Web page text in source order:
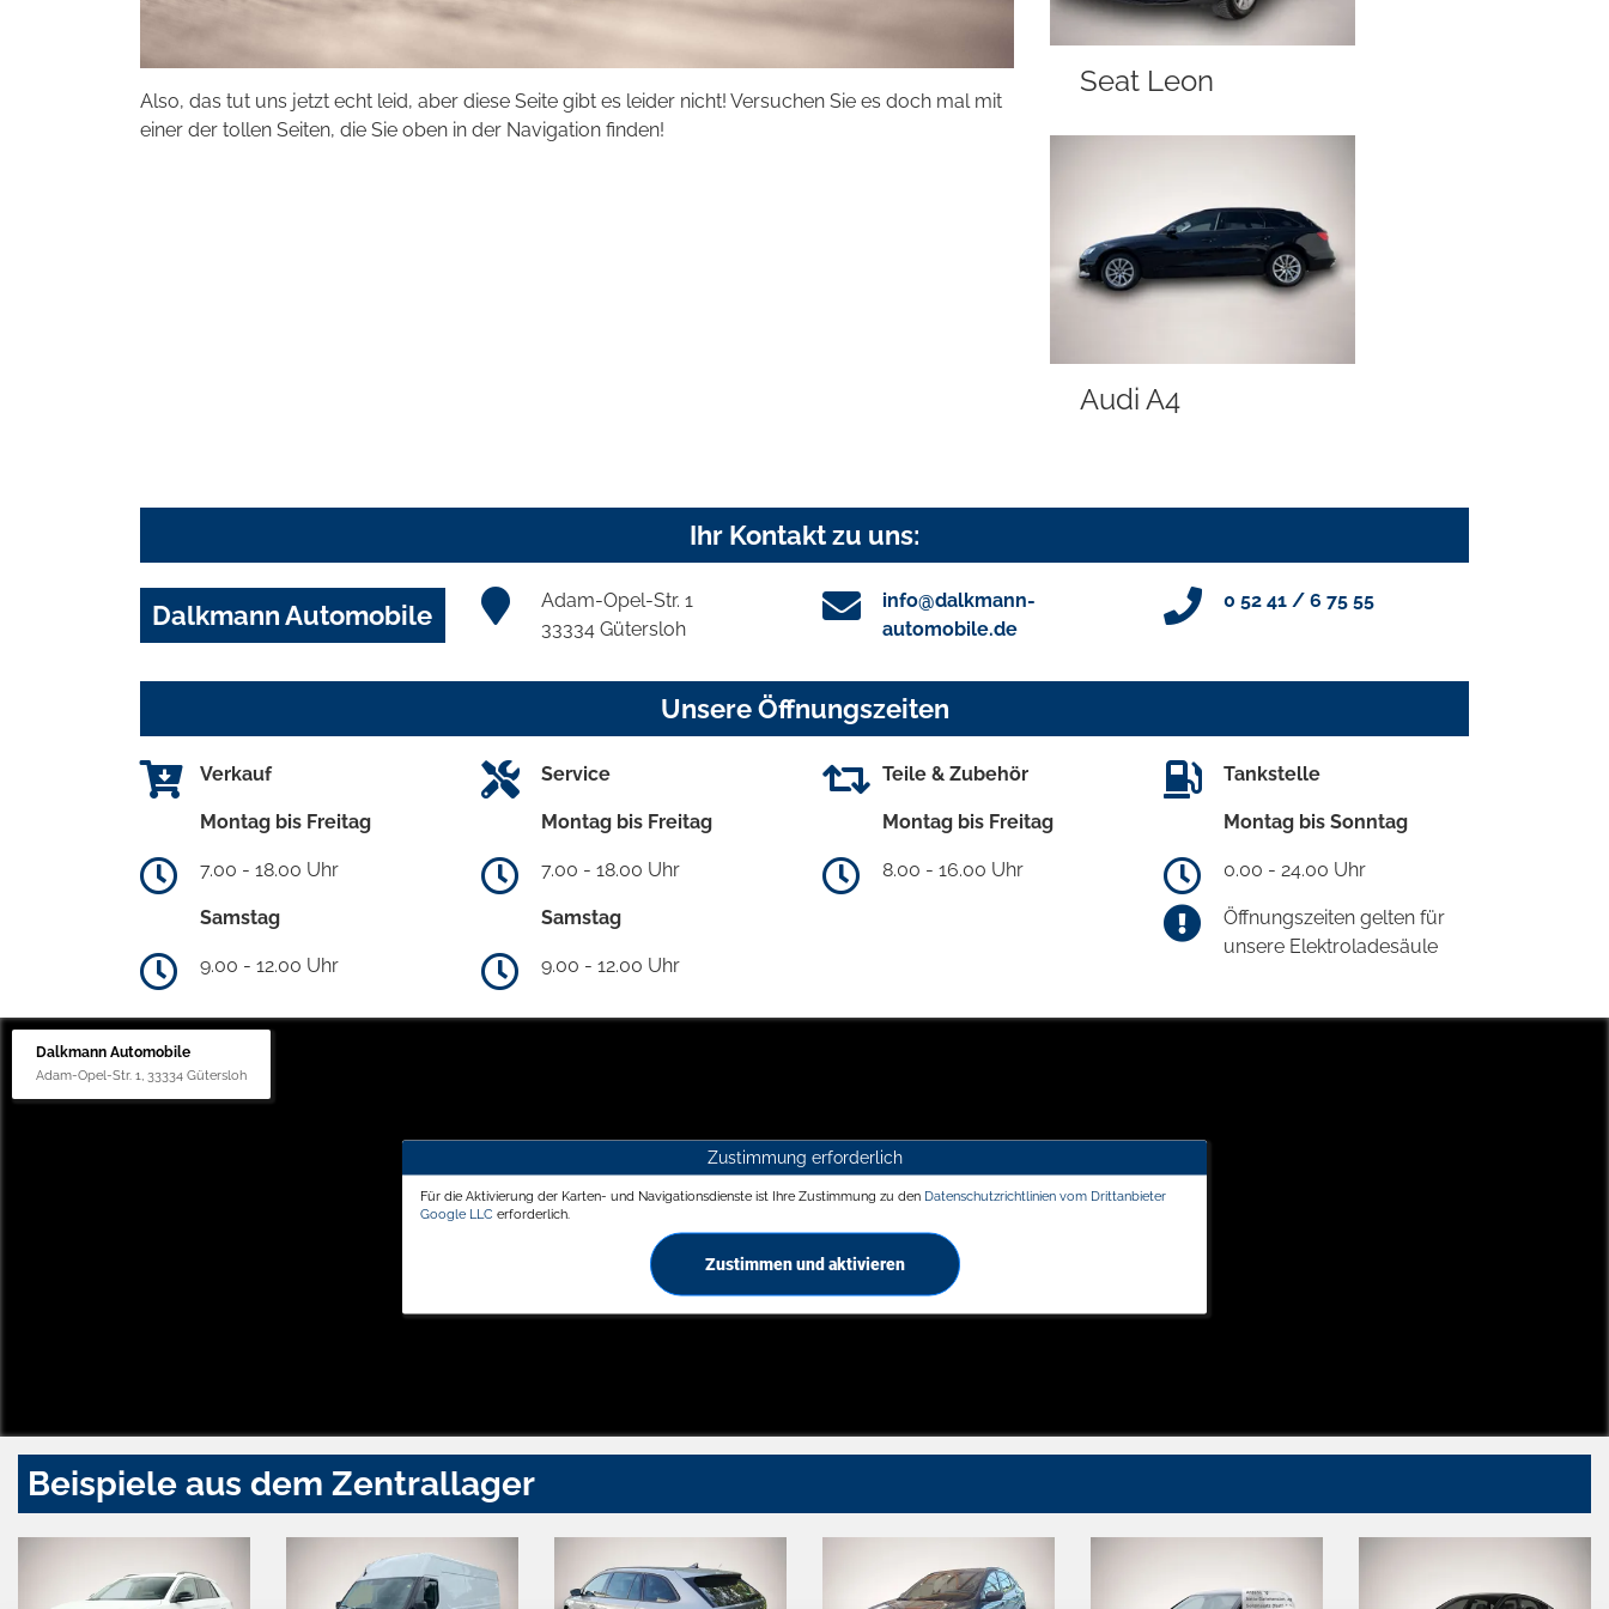
Also, das tut uns jetzt echt leid, aber diese Seite gibt es leider nicht! Versuchen Sie es doch mal mit
einer der tollen Seiten, die Sie oben in der Navigation finden!
Seat Leon
Audi A4
Ihr Kontakt zu uns:
Dalkmann Automobile
Adam-Opel-Str. 1
33334 Gütersloh
info@dalkmann-
automobile.de
0 52 41 / 6 75 55
Unsere Öffnungszeiten
Verkauf
Montag bis Freitag
7.00 - 18.00 Uhr
Samstag
9.00 - 12.00 Uhr
Service
Montag bis Freitag
7.00 - 18.00 Uhr
Samstag
9.00 - 12.00 Uhr
Teile & Zubehör
Montag bis Freitag
8.00 - 16.00 Uhr
Tankstelle
Montag bis Sonntag
0.00 - 24.00 Uhr
Öffnungszeiten gelten für
unsere Elektroladesäule
Dalkmann Automobile
Adam-Opel-Str. 1, 33334 Gütersloh
Zustimmung erforderlich
Für die Aktivierung der Karten- und Navigationsdienste ist Ihre Zustimmung zu den Datenschutzrichtlinien vom Drittanbieter
Google LLC erforderlich.
Zustimmen und aktivieren
Beispiele aus dem Zentrallager